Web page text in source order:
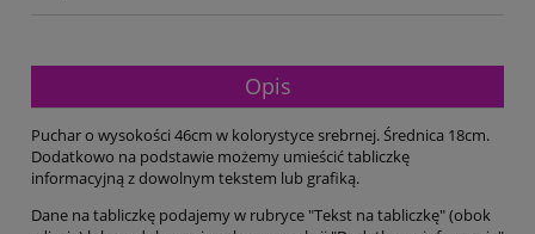
Opis
Puchar o wysokości 46cm w kolorystyce srebrnej. Średnica 18cm.
Dodatkowo na podstawie możemy umieścić tabliczkę
informacyjną z dowolnym tekstem lub grafiką.
Dane na tabliczkę podajemy w rubryce "Tekst na tabliczkę" (obok